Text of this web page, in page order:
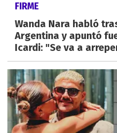
FIRME
Wanda Nara habló
Argentina y apuntó
Icardi: "Se va a